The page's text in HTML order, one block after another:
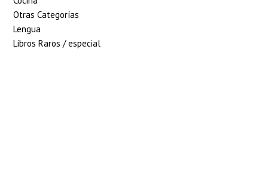
Otras Categorías
Lengua
Libros Raros / especial